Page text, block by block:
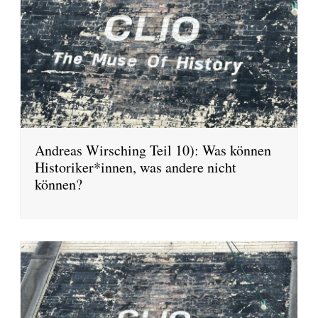
Andreas Wirsching Teil 10): Was können
Historiker*innen, was andere nicht
können?